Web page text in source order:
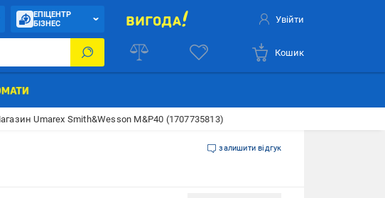
ЕПІЦЕНТР
БІЗНЕС
Увійти
Кошик
Umarex Smith&Wesson M&P40 (1707735813)
залишити відгук